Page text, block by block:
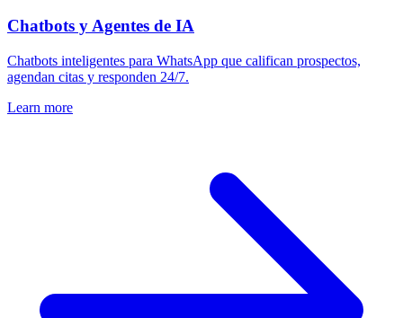
Chatbots y Agentes de IA
Chatbots inteligentes para WhatsApp que califican prospectos,
agendan citas y responden 24/7.
Learn more